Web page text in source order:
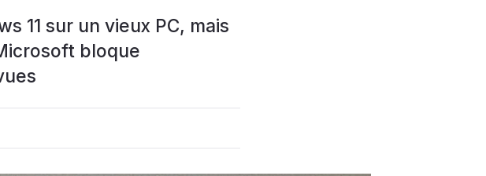
11 sur un vieux PC, mais
bloque